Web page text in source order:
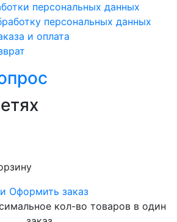
персональных данных
персональных данных
и оплата
Оформить заказ
кол-во товаров в один